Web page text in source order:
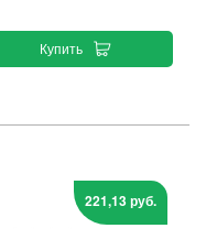
Купить
221,13 руб.